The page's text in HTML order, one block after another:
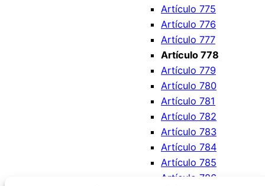
Artículo 775
Artículo 776
Artículo 777
Artículo 778
Artículo 779
Artículo 780
Artículo 781
Artículo 782
Artículo 783
Artículo 784
Artículo 785
Artículo 786